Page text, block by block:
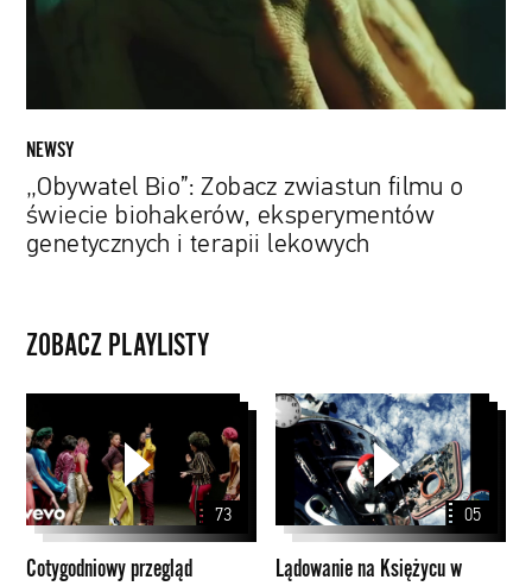
i
terapii
NEWSY
„Obywatel Bio”: Zobacz zwiastun filmu o
świecie biohakerów, eksperymentów
genetycznych i terapii lekowych
ZOBACZ PLAYLISTY
przegląd
teledysków
73
Cotygodniowy przegląd
Lądowanie
Księżycu
05
Lądowanie na Księżycu w